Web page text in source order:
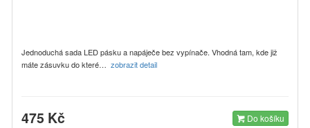
Jednoduchá sada LED pásku a napáječe bez vypínače. Vhodná tam, kde již
máte zásuvku do které… zobrazit detail
475 Kč Do košíku